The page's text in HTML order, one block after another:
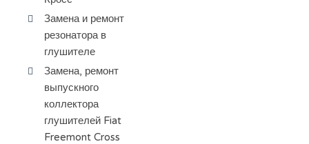
Замена и ремонт
резонатора в
глушителе
Замена, ремонт
выпускного
коллектора
глушителей Fiat
Freemont Cross